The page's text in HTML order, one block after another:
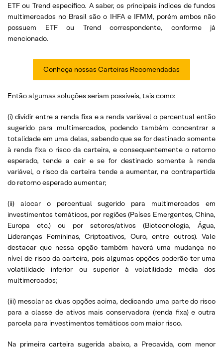
ETF ou Trend específico. A saber, os principais índices de fundos
multimercados no Brasil são o IHFA e IFMM, porém ambos não
possuem ETF ou Trend correspondente, conforme já
mencionado.
Conheça nossas Carteiras Recomendadas
Então algumas soluções seriam possíveis, tais como:
(i) dividir entre a renda fixa e a renda variável o percentual então
sugerido para multimercados, podendo também concentrar a
totalidade em uma delas, sabendo que se for destinado somente
à renda fixa o risco da carteira, e consequentemente o retorno
esperado, tende a cair e se for destinado somente à renda
variável, o risco da carteira tende a aumentar, na contrapartida
do retorno esperado aumentar;
(ii) alocar o percentual sugerido para multimercados em
investimentos temáticos, por regiões (Países Emergentes, China,
Europa etc.) ou por setores/ativos (Biotecnologia, Água,
Lideranças Femininas, Criptoativos, Ouro, entre outros). Vale
destacar que nessa opção também haverá uma mudança no
nível de risco da carteira, pois algumas opções poderão ter uma
volatilidade inferior ou superior à volatilidade média dos
multimercados;
(iii) mesclar as duas opções acima, dedicando uma parte do risco
para a classe de ativos mais conservadora (renda fixa) e outra
parcela para investimentos temáticos com maior risco.
Na primeira carteira sugerida abaixo, a Precavida, com menor